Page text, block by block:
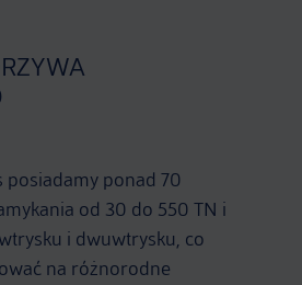
posiadamy ponad 70
od 30 do 550 TN i
i dwuwtrysku, co
na różnorodne